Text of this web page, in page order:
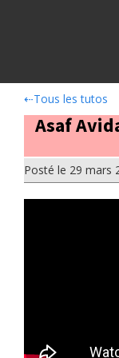
⇠Tous les tutos
Asaf
Posté le 29 mars